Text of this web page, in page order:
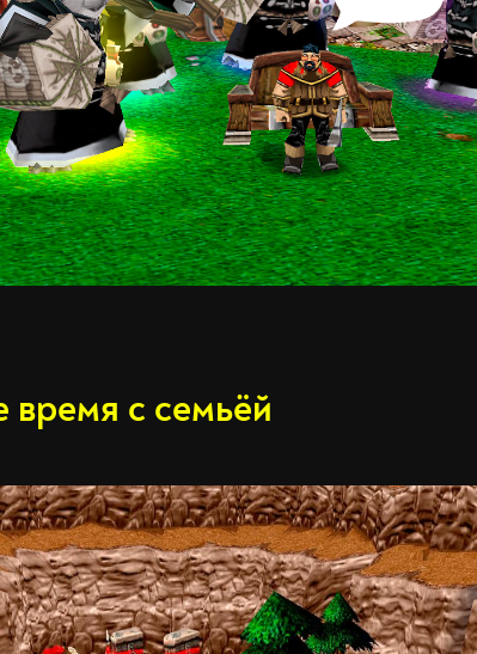
время с семьёй